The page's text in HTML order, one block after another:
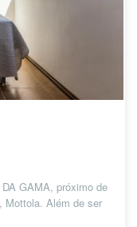
GAMA, próximo de
Mottola. Além de ser